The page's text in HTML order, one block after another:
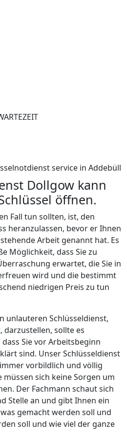
Dollgow kann
öffnen.
Fall tun sollten, ist, den
heranzulassen, bevor er Ihnen
Arbeit genannt hat. Es
Möglichkeit, dass Sie zu
erwartet, die Sie in
wird und die bestimmt
niedrigen Preis zu tun
unlauteren Schlüsseldienst,
sollte es
Sie vor Arbeitsbeginn
sind. Unser Schlüsseldienst
vorbildlich und völlig
sich keine Sorgen um
Der Fachmann schaut sich
Stelle an und gibt Ihnen ein
gemacht werden soll und
soll und wie viel der ganze